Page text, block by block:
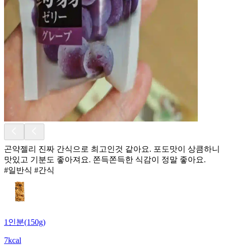
곤약젤리 진짜 간식으로 최고인것 같아요. 포도맛이 상큼하니
맛있고 기분도 좋아져요. 쫀득쫀득한 식감이 정말 좋아요.
#일반식 #간식
1인분(150g)
7kcal